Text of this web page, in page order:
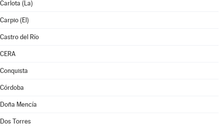
Carlota (La)
Carpio (El)
Castro del Río
CERA
Conquista
Córdoba
Doña Mencía
Dos Torres